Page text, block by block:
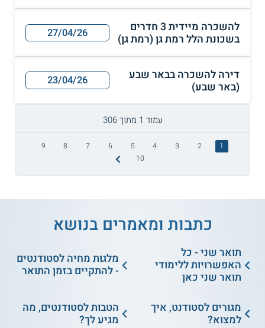
להשכרה מיידית 3 חדרים
בשכונת הלל רמת גן (רמת גן)
27/04/26
דירה להשכרה בבאר שבע
(באר שבע)
23/04/26
עמוד 1 מתוך 306
1
2
3
4
5
6
7
8
9
10
כתבות ומאמרים בנושא
תואר שני - כל
האפשרויות ללימודי
תואר שני כאן
מלגות מחיה לסטודנטים
- להתקיים בזמן התואר
מגורים לסטודנט, איך
למצוא?
הטבות לסטודנטים, מה
מגיע לך?